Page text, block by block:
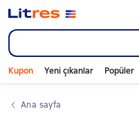
Kupon Yeni çıkanlar Popüler
Ana sayfa
Слайдер с книгами